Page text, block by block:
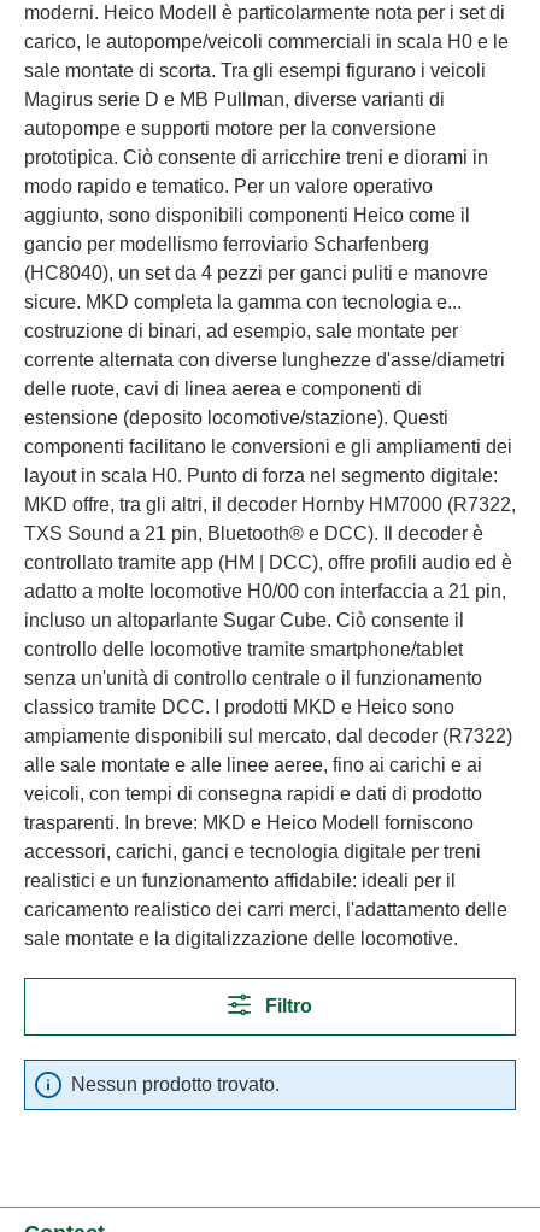
moderni. Heico Modell è particolarmente nota per i set di
carico, le autopompe/veicoli commerciali in scala H0 e le
sale montate di scorta. Tra gli esempi figurano i veicoli
Magirus serie D e MB Pullman, diverse varianti di
autopompe e supporti motore per la conversione
prototipica. Ciò consente di arricchire treni e diorami in
modo rapido e tematico. Per un valore operativo
aggiunto, sono disponibili componenti Heico come il
gancio per modellismo ferroviario Scharfenberg
(HC8040), un set da 4 pezzi per ganci puliti e manovre
sicure. MKD completa la gamma con tecnologia e...
costruzione di binari, ad esempio, sale montate per
corrente alternata con diverse lunghezze d'asse/diametri
delle ruote, cavi di linea aerea e componenti di
estensione (deposito locomotive/stazione). Questi
componenti facilitano le conversioni e gli ampliamenti dei
layout in scala H0. Punto di forza nel segmento digitale:
MKD offre, tra gli altri, il decoder Hornby HM7000 (R7322,
TXS Sound a 21 pin, Bluetooth® e DCC). Il decoder è
controllato tramite app (HM | DCC), offre profili audio ed è
adatto a molte locomotive H0/00 con interfaccia a 21 pin,
incluso un altoparlante Sugar Cube. Ciò consente il
controllo delle locomotive tramite smartphone/tablet
senza un'unità di controllo centrale o il funzionamento
classico tramite DCC. I prodotti MKD e Heico sono
ampiamente disponibili sul mercato, dal decoder (R7322)
alle sale montate e alle linee aeree, fino ai carichi e ai
veicoli, con tempi di consegna rapidi e dati di prodotto
trasparenti. In breve: MKD e Heico Modell forniscono
accessori, carichi, ganci e tecnologia digitale per treni
realistici e un funzionamento affidabile: ideali per il
caricamento realistico dei carri merci, l'adattamento delle
sale montate e la digitalizzazione delle locomotive.
Filtro
Nessun prodotto trovato.